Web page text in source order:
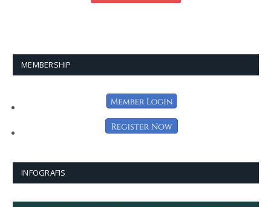
MEMBERSHIP
INFOGRAFIS